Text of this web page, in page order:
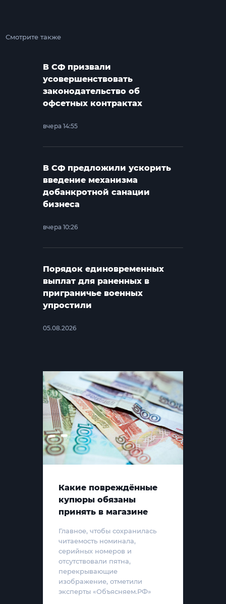
Смотрите также
В СФ призвали
усовершенствовать
законодательство об
офсетных контрактах
вчера 14:55
В СФ предложили ускорить
введение механизма
добанкротной санации
бизнеса
вчера 10:26
Порядок единовременных
выплат для раненных в
приграничье военных
упростили
05.08.2026
Какие повреждённые
купюры обязаны
принять в магазине
Главное, чтобы сохранилась
читаемость номинала,
серийных номеров и
отсутствовали пятна,
перекрывающие
изображение, отметили
эксперты «Объясняем.РФ»